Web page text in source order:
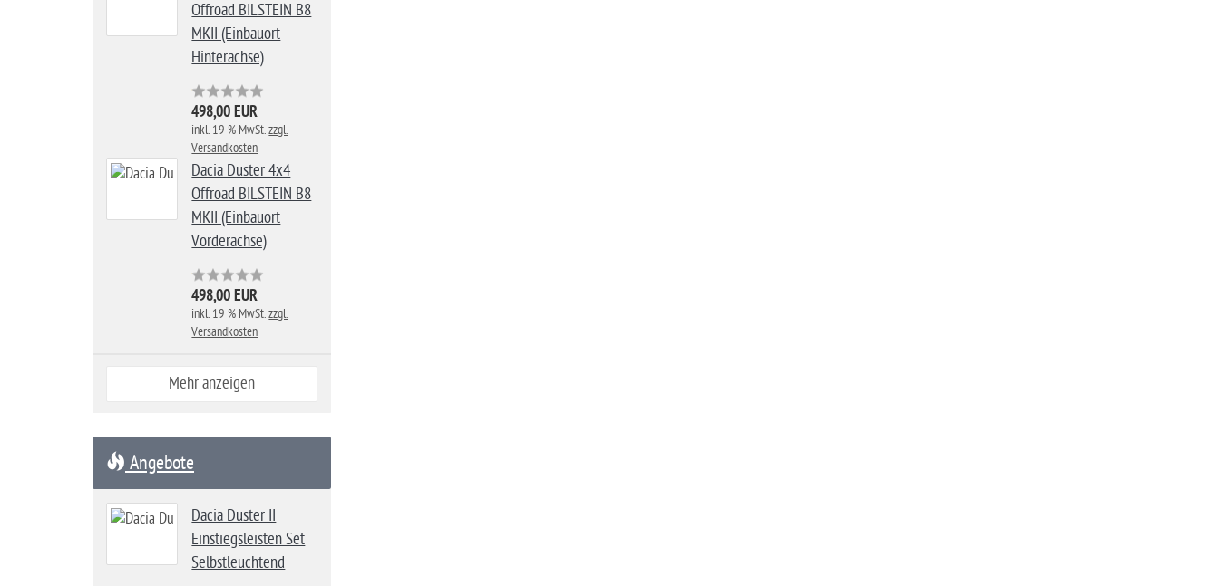
Offroad BILSTEIN B8
MKII (Einbauort
Hinterachse)
498,00 EUR
inkl. 19 % MwSt.zzgl.
Versandkosten
Dacia Duster 4x4
Offroad BILSTEIN B8
MKII (Einbauort
Vorderachse)
498,00 EUR
inkl. 19 % MwSt.zzgl.
Versandkosten
Mehr anzeigen
Angebote
Dacia Duster II
Einstiegsleisten Set
Selbstleuchtend